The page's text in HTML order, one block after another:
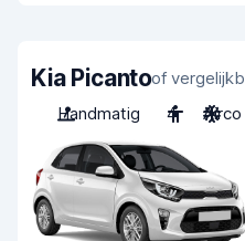
Kia Picantoof
Handmatig
4 Airco